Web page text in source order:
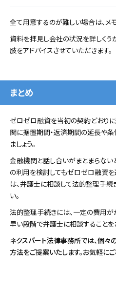
全て用意するのが難しい場合は、メ
資料を拝見し会社の状況を詳しくう
肢をアドバイスさせていただきます。
まとめ
ゼロゼロ融資を当初の契約どおり
関に据置期間・返済期間の延長や
ましょう。
金融機関と話し合いがまとまらない
の利用を検討してもゼロゼロ融資
は、弁護士に相談して法的整理手続
い。
法的整理手続きには、一定の費用が
早い段階で弁護士に相談することを
ネクスパート法律事務所では、個々
方法をご提案いたします。お気軽にご